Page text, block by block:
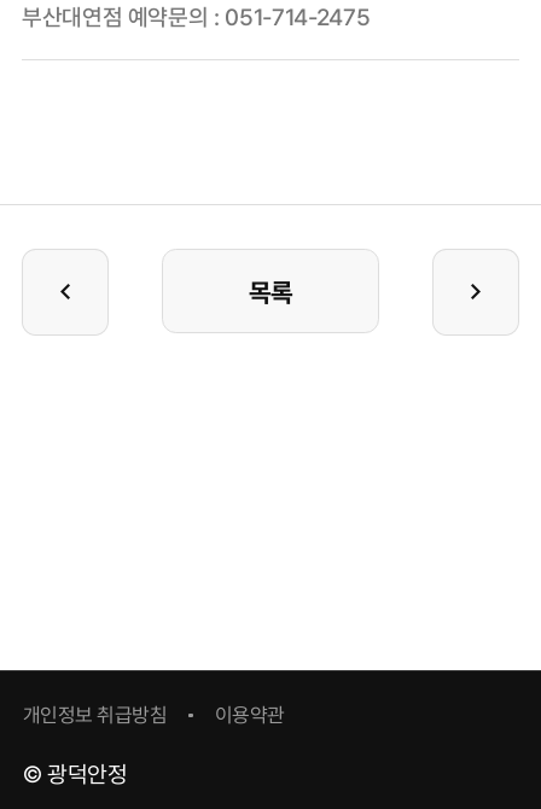
부산대연점 예약문의 : 051-714-2475
목록
개인정보 취급방침 이용약관
© 광덕안정